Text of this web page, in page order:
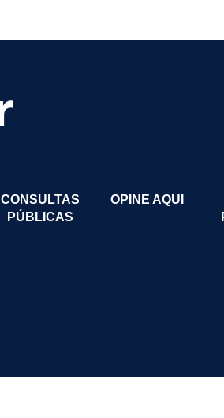
CONSULTAS
PÚBLICAS
OPINE AQUI